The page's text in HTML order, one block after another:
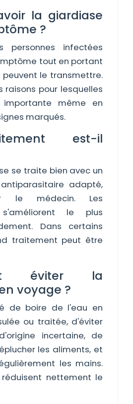
la giardiase
?
personnes infectées
tout en portant
le transmettre.
raisons pour lesquelles
importante même en
marqués.
est-il
se traite bien avec un
adapté,
le médecin. Les
s'améliorent le plus
Dans certains
traitement peut être
éviter la
voyage ?
de boire de l'eau en
ou traitée, d'éviter
incertaine, de
les aliments, et
les mains.
nettement le